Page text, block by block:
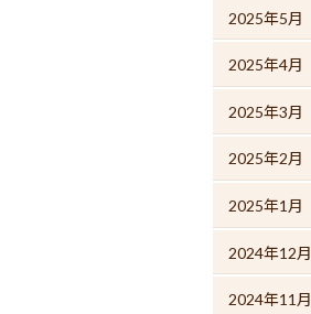
2025年5月
2025年4月
2025年3月
2025年2月
2025年1月
2024年12月
2024年11月